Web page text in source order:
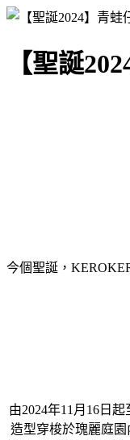
【聖誕
今個聖誕，
由2024年11月16日
造型穿梭於瑰麗庭